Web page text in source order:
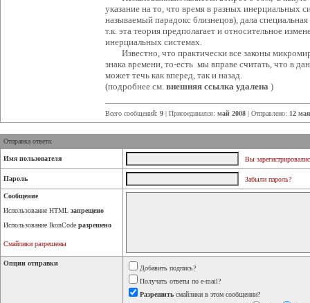
указание на то, что время в разных инерциальных
называемый парадокс близнецов), дала
т.к. эта теория предполагает и относительное
инерциальных системах.
Известно, что практически все законы
знака времени, то-есть мы вправе считать, что в
может течь как вперед, так и назад.
(подробнее см. внешняя ссылка удалена )
Всего сообщений: 9 | Присоединился: май 2008 | Отправлено: 12
Отправка ответа:
Имя пользователя Вы
Пароль Забыли пароль?
Сообщение
Использование HTML запрещено
Использование IkonCode разрешено
Смайлики разрешены
Опции отправки
Добавить подпись?
Получать ответы по e-mail?
Разрешить смайлики в этом сообщении?